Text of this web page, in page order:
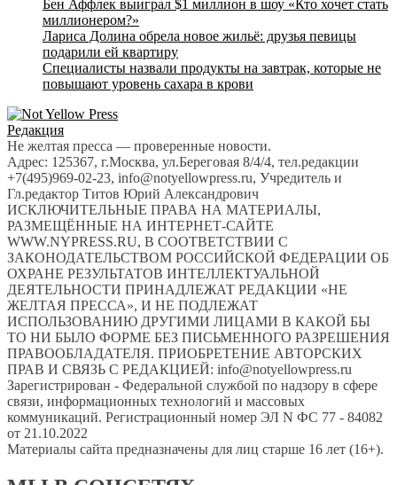
Бен Аффлек выиграл $1 миллион в шоу «Кто хочет стать
миллионером?»
Лариса Долина обрела новое жильё: друзья певицы
подарили ей квартиру
Специалисты назвали продукты на завтрак, которые не
повышают уровень сахара в крови
Редакция
Не желтая пресса — проверенные новости.
Адрес: 125367, г.Москва, ул.Береговая 8/4/4, тел.редакции
+7(495)969-02-23, info@notyellowpress.ru, Учредитель и
Гл.редактор Титов Юрий Александрович
ИСКЛЮЧИТЕЛЬНЫЕ ПРАВА НА МАТЕРИАЛЫ,
РАЗМЕЩЁННЫЕ НА ИНТЕРНЕТ-САЙТЕ
WWW.NYPRESS.RU, В СООТВЕТСТВИИ С
ЗАКОНОДАТЕЛЬСТВОМ РОССИЙСКОЙ ФЕДЕРАЦИИ ОБ
ОХРАНЕ РЕЗУЛЬТАТОВ ИНТЕЛЛЕКТУАЛЬНОЙ
ДЕЯТЕЛЬНОСТИ ПРИНАДЛЕЖАТ РЕДАКЦИИ «НЕ
ЖЕЛТАЯ ПРЕССА», И НЕ ПОДЛЕЖАТ
ИСПОЛЬЗОВАНИЮ ДРУГИМИ ЛИЦАМИ В КАКОЙ БЫ
ТО НИ БЫЛО ФОРМЕ БЕЗ ПИСЬМЕННОГО РАЗРЕШЕНИЯ
ПРАВООБЛАДАТЕЛЯ. ПРИОБРЕТЕНИЕ АВТОРСКИХ
ПРАВ И СВЯЗЬ С РЕДАКЦИЕЙ: info@notyellowpress.ru
Зарегистрирован - Федеральной службой по надзору в сфере
связи, информационных технологий и массовых
коммуникаций. Регистрационный номер ЭЛ N ФС 77 - 84082
от 21.10.2022
Материалы сайта предназначены для лиц старше 16 лет (16+).